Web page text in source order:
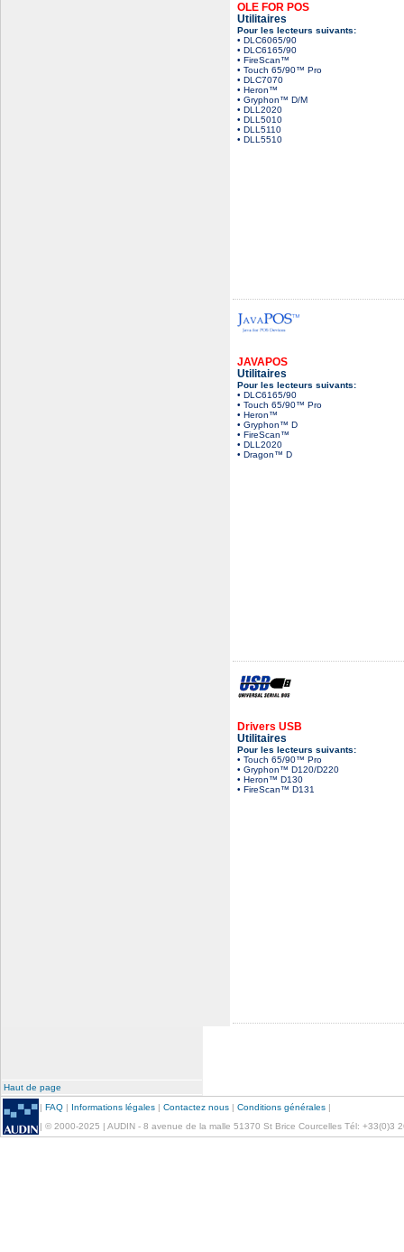
OLE FOR POS
Utilitaires
Pour les lecteurs suivants:
• DLC6065/90
• DLC6165/90
• FireScan™
• Touch 65/90™ Pro
• DLC7070
• Heron™
• Gryphon™ D/M
• DLL2020
• DLL5010
• DLL5110
• DLL5510
JAVAPOS
Utilitaires
Pour les lecteurs suivants:
• DLC6165/90
• Touch 65/90™ Pro
• Heron™
• Gryphon™ D
• FireScan™
• DLL2020
• Dragon™ D
Drivers USB
Utilitaires
Pour les lecteurs suivants:
• Touch 65/90™ Pro
• Gryphon™ D120/D220
• Heron™ D130
• FireScan™ D131
Haut de page
| FAQ | Informations légales | Contactez nous | Conditions générales |
| © 2000-2025 | AUDIN - 8 avenue de la malle 51370 St Brice Courcelles Tél: